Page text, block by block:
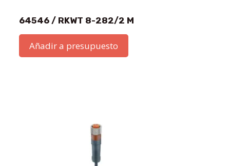
64546 / RKWT 8-282/2 M
Añadir a presupuesto